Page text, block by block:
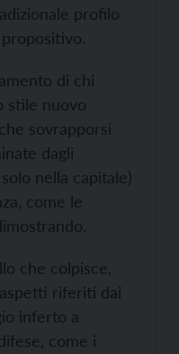
profilo
di chi
stile nuovo
sovrapporsi
dagli
nella capitale)
come le
che colpisce,
riferiti dai
inferto a
come i